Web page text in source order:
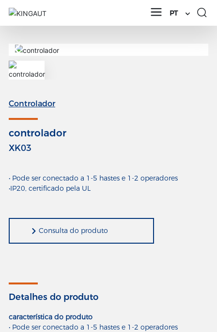
PT
Controlador
controlador
XK03
• Pode ser conectado a 1-5 hastes e 1-2 operadores
•IP20, certificado pela UL
Consulta do produto
Detalhes do produto
característica do produto
• Pode ser conectado a 1-5 hastes e 1-2 operadores